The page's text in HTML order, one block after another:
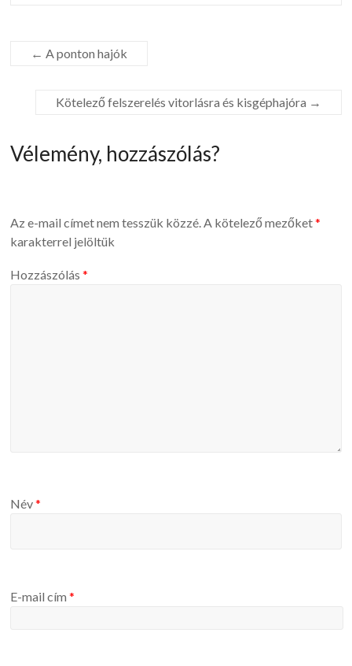
← A ponton hajók
Kötelező felszerelés vitorlásra és kisgéphajóra →
Vélemény, hozzászólás?
Az e-mail címet nem tesszük közzé.A kötelező mezőket*
karakterrel jelöltük
Hozzászólás*
Név*
E-mail cím*